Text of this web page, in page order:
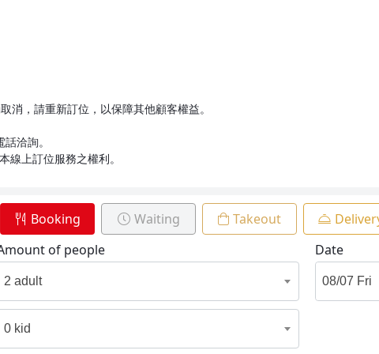
，請重新訂位，以保障其他顧客權益。
洽詢。
上訂位服務之權利。
Booking Waiting Takeout
of people
2 adult
0 kid
Date